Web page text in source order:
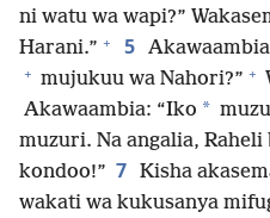
ni watu wa wapi?”
Harani.” + 5
+ mujukuu wa Nahori?” +
Akawaambia: “Iko *
muzuri. Na angalia,
kondoo!” 7 Kisha
wakati wa kukusanya